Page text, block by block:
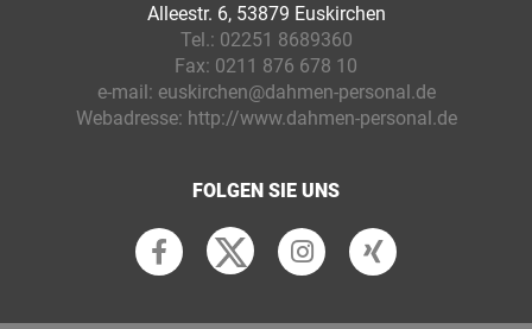
Alleestr. 6, 53879 Euskirchen
Tel.: 02251 8689360
Fax: 0211 876 678 10
e-mail: euskirchen@dahmen-personal.de
Webadresse: http://www.dahmen-personal.de
FOLGEN SIE UNS